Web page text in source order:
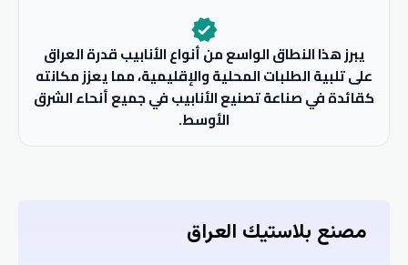
verified
يبرز هذا النطاق الواسع من أنواع الأنابيب قدرة العراق
على تلبية الطلبات المحلية والإقليمية، مما يعزز مكانته
كقائدة في صناعة تصنيع الأنابيب في جميع أنحاء الشرق
الأوسط.
مصنع بلاستيك العراق